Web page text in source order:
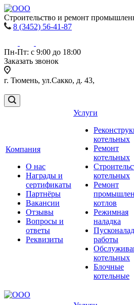
Строительство и ремонт
8 (3452) 56-41-87
Пн-Пт: с 9:00 до 18:00
Заказать звонок
г. Тюмень, ул.Сакко, д. 43,
Компания
О нас
Награды и
сертификаты
Партнёры
Вакансии
Отзывы
Вопросы и
ответы
Реквизиты
Услуги
котельных
Ремонт
котельных
котельных
Ремонт
котлов
Режимная
наладка
работы
котельных
Блочные
котельные